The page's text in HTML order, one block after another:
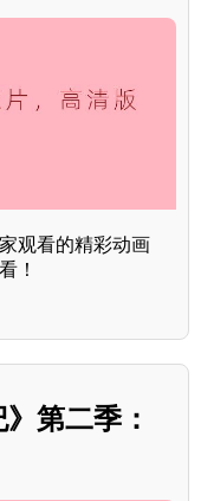
观看的精彩动画
！
第二季：